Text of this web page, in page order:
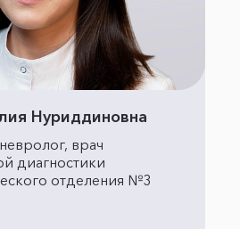
Нуриддиновна
врач
диагностики
отделения №3